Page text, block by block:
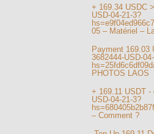
+ 169.34 USDC
USD-04-21-3?
05 – Matériel –
Payment 169.03
3682444-USD-
PHOTOS LAOS
+ 169.11 USDT -
USD-04-21-3?
– Comment ?